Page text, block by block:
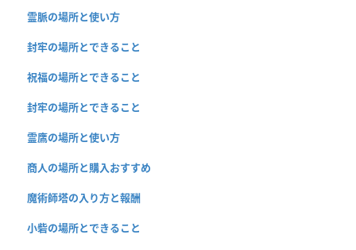
霊脈の場所と使い方
封牢の場所とできること
祝福の場所とできること
封牢の場所とできること
霊鷹の場所と使い方
商人の場所と購入おすすめ
魔術師塔の入り方と報酬
小砦の場所とできること